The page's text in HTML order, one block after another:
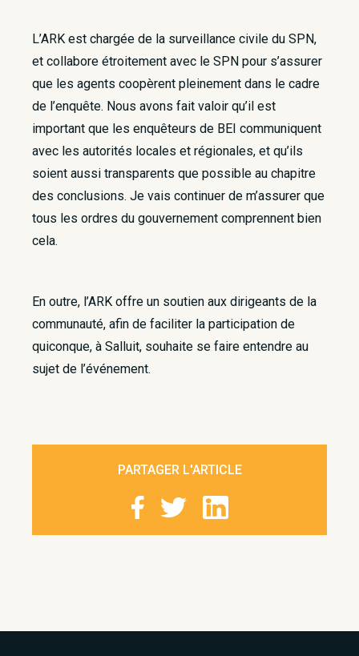
L’ARK est chargée de la surveillance civile du SPN,
et collabore étroitement avec le SPN pour s’assurer
que les agents coopèrent pleinement dans le cadre
de l’enquête. Nous avons fait valoir qu’il est
important que les enquêteurs de BEI communiquent
avec les autorités locales et régionales, et qu’ils
soient aussi transparents que possible au chapitre
des conclusions. Je vais continuer de m’assurer que
tous les ordres du gouvernement comprennent bien
cela.
En outre, l’ARK offre un soutien aux dirigeants de la
communauté, afin de faciliter la participation de
quiconque, à Salluit, souhaite se faire entendre au
sujet de l’événement.
PARTAGER L'ARTICLE